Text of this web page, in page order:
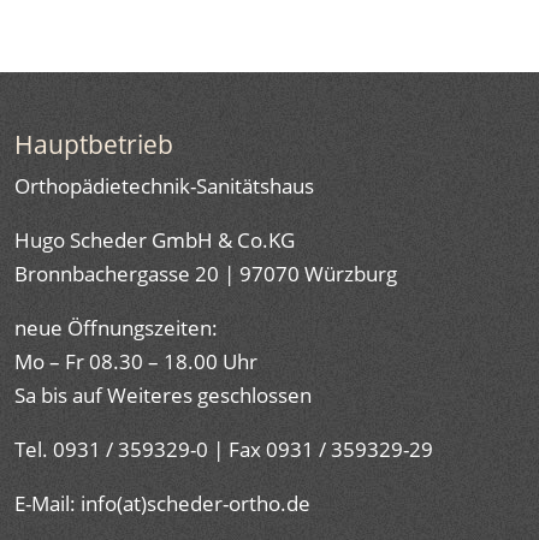
Hauptbetrieb
Orthopädietechnik-Sanitätshaus
Hugo Scheder GmbH & Co.KG
Bronnbachergasse 20 | 97070 Würzburg
neue Öffnungszeiten:
Mo – Fr 08.30 – 18.00 Uhr
Sa bis auf Weiteres geschlossen
Tel. 0931 / 359329-0 | Fax 0931 / 359329-29
E-Mail: info(at)scheder-ortho.de